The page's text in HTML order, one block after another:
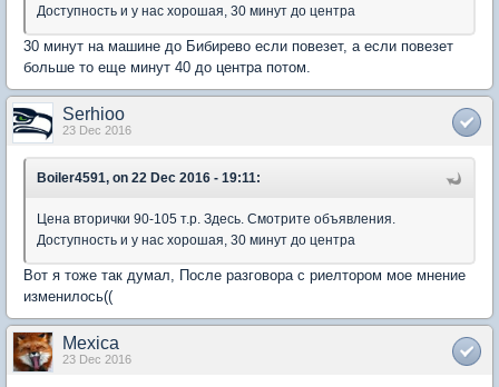
Доступность и у нас хорошая, 30 минут до центра
30 минут на машине до Бибирево если повезет, а если повезет
больше то еще минут 40 до центра потом.
Serhioo
23 Dec 2016
Boiler4591, on 22 Dec 2016 - 19:11:
Цена вторички 90-105 т.р. Здесь. Смотрите объявления.
Доступность и у нас хорошая, 30 минут до центра
Вот я тоже так думал, После разговора с риелтором мое мнение
изменилось((
Mexica
23 Dec 2016